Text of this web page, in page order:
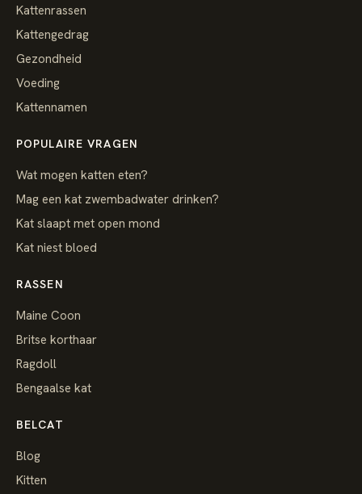
Kattenrassen
Kattengedrag
Gezondheid
Voeding
Kattennamen
POPULAIRE VRAGEN
Wat mogen katten eten?
Mag een kat zwembadwater drinken?
Kat slaapt met open mond
Kat niest bloed
RASSEN
Maine Coon
Britse korthaar
Ragdoll
Bengaalse kat
BELCAT
Blog
Kitten